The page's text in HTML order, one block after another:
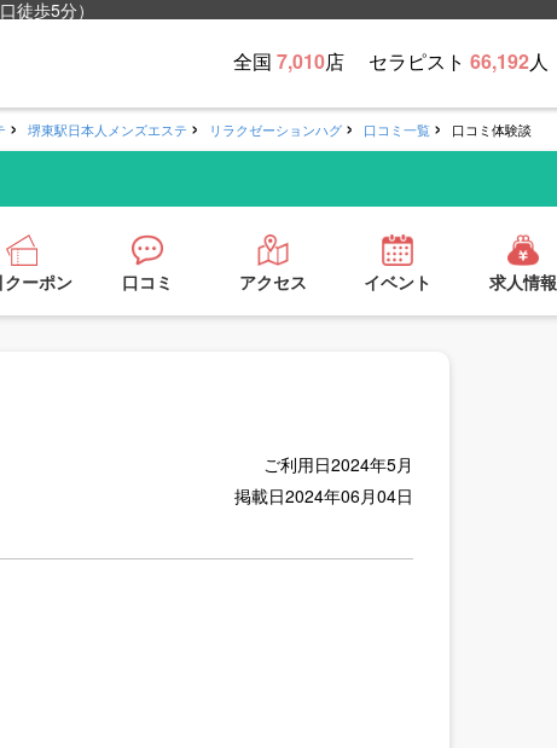
徒歩5分）
全国 7,010店 セラピスト 66,192人
堺東駅日本人メンズエステ リラクゼーションハグ 口コミ一覧 口コミ体験談
クーポン 口コミ アクセス イベント 求人情報
ご利用日2024年5月
掲載日2024年06月04日